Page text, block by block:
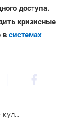
доступа.
кризисные
в системах
Рада одобрила налоговые льготы в сфере культуры и туризма